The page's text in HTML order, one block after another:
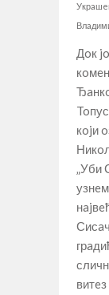
Дoк
кojи
„Уби